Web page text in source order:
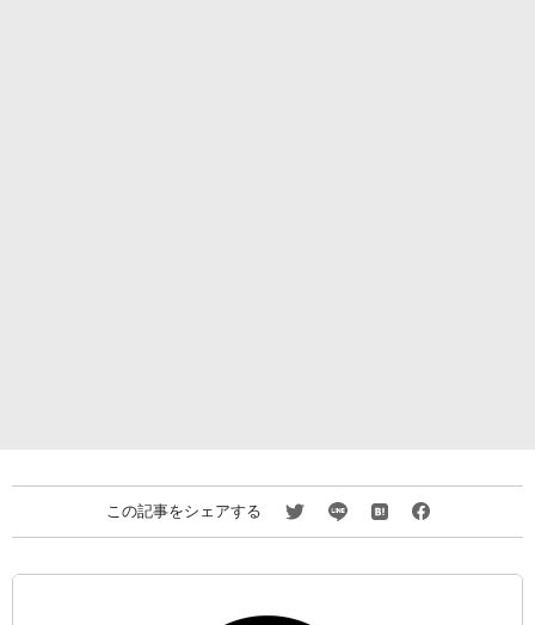
この記事をシェアする